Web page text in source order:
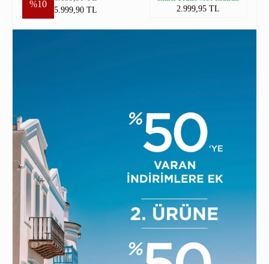
%10
5.999,90 TL
2.999,95 TL